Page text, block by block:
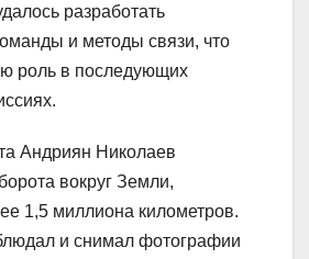
разработать
и методы связи, что
роль в последующих
Андриян Николаев
вокруг Земли,
1,5 миллиона километров.
и снимал фотографии